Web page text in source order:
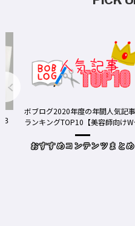
ボブログ2020年度の年間人気記事
ランキングTOP10【美容師向け
おすすめコンテンツまとめ